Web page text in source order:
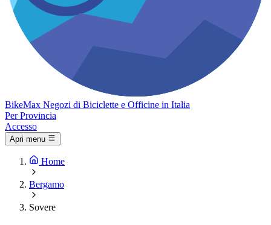
BikeMax Negozi di Biciclette e Officine in Italia
Per Provincia
Accesso
Apri menu
Home
Bergamo
Sovere